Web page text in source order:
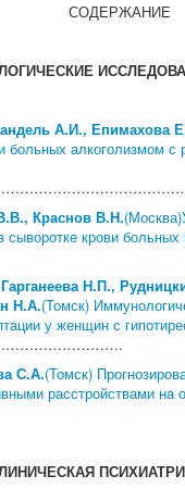
А.И., Епимахова
больных алкоголизмом
Краснов В.Н.
крови
Н.П.,
Н.А.(Томск)
у женщин с
С.А.(Томск)
расстройствами на